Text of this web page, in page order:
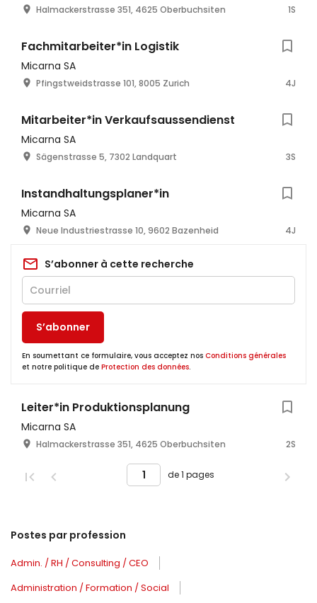
Halmackerstrasse 351, 4625 Oberbuchsiten 1S
Fachmitarbeiter*in Logistik
Micarna SA
Pfingstweidstrasse 101, 8005 Zurich 4J
Mitarbeiter*in Verkaufsaussendienst
Micarna SA
Sägenstrasse 5, 7302 Landquart 3S
Instandhaltungsplaner*in
Micarna SA
Neue Industriestrasse 10, 9602 Bazenheid 4J
S’abonner à cette recherche
S’abonner
En soumettant ce formulaire, vous acceptez nos Conditions générales
et notre politique de Protection des données.
Leiter*in Produktionsplanung
Micarna SA
Halmackerstrasse 351, 4625 Oberbuchsiten 2S
de 1 pages
Postes par profession
Admin. / RH / Consulting / CEO
Administration / Formation / Social